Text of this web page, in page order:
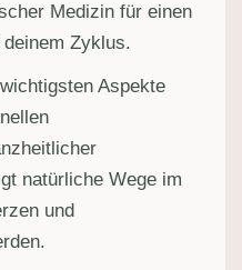
Medizin für einen
Zyklus.
Aspekte
natürliche Wege im
und